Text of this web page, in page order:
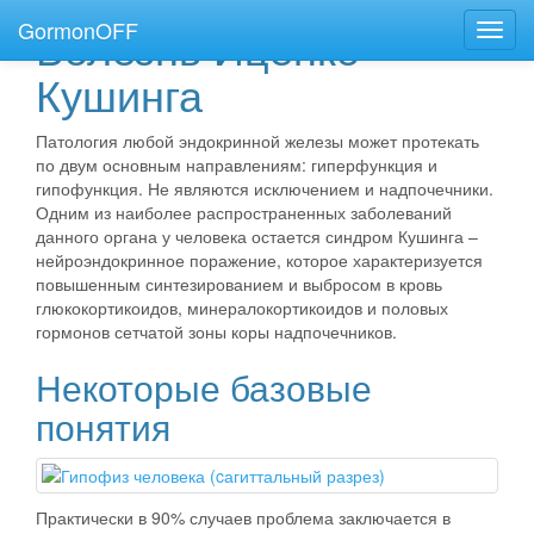
GormonOFF
Болезнь Иценко-
Кушинга
Патология любой эндокринной железы может протекать
по двум основным направлениям: гиперфункция и
гипофункция. Не являются исключением и надпочечники.
Одним из наиболее распространенных заболеваний
данного органа у человека остается синдром Кушинга –
нейроэндокринное поражение, которое характеризуется
повышенным синтезированием и выбросом в кровь
глюкокортикоидов, минералокортикоидов и половых
гормонов сетчатой зоны коры надпочечников.
Некоторые базовые
понятия
Практически в 90% случаев проблема заключается в